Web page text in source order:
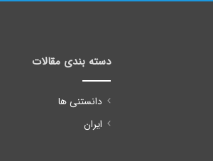
دسته بندی مقالات
دانستنی ها
ایران